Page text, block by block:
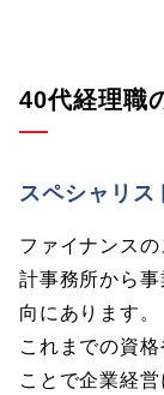
40代経理職
スペシャリス
ファイナンス
計事務所から
向にあります。
これまでの資
ことで企業経